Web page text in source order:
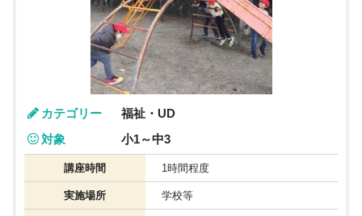
カテゴリー
福祉・UD
対象
小1～中3
講座時間 1時間程度
実施場所 学校等